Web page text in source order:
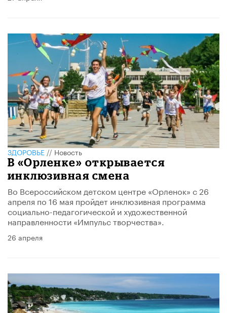
ЗДОРОВЬЕ//Новость
В «Орленке» открывается
инклюзивная смена
Во Всероссийском детском центре «Орленок» с 26
апреля по 16 мая пройдет инклюзивная программа
социально-педагогической и художественной
направленности «Импульс творчества».
26 апреля